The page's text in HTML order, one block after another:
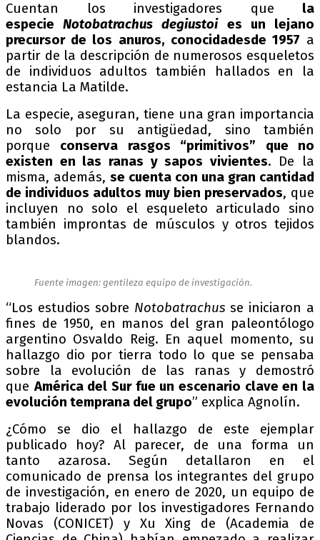
Cuentan los investigadores que la
especieNotobatrachus degiustoies un lejano
precursor de los anuros, conocidadesde 1957 a
partir de la descripción de numerosos esqueletos
de individuos adultos también hallados en la
estancia La Matilde.
La especie, aseguran, tiene una gran importancia
no solo por su antigüedad, sino también
porque conserva rasgos “primitivos” que no
existen en las ranas y sapos vivientes. De la
misma, además, se cuenta con una gran cantidad
de individuos adultos muy bien preservados, que
incluyen no solo el esqueleto articulado sino
también improntas de músculos y otros tejidos
blandos.
Fuente imagen: gentileza equipo de investigación.
“Los estudios sobre Notobatrachus se iniciaron a
fines de 1950, en manos del gran paleontólogo
argentino Osvaldo Reig. En aquel momento, su
hallazgo dio por tierra todo lo que se pensaba
sobre la evolución de las ranas y demostró
queAmérica del Sur fue un escenario clave en la
evolución temprana del grupo” explica Agnolín.
¿Cómo se dio el hallazgo de este ejemplar
publicado hoy? Al parecer, de una forma un
tanto azarosa. Según detallaron en el
comunicado de prensa los integrantes del grupo
de investigación, en enero de 2020, un equipo de
trabajo liderado por los investigadores Fernando
Novas (CONICET) y Xu Xing de (Academia de